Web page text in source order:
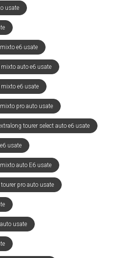
usate
e6 usate
auto e6 usate
e6 usate
pro auto usate
tourer select auto e6 usate
usate
auto E6 usate
pro auto usate
usate